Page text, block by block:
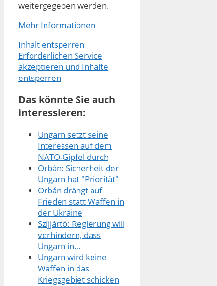
weitergegeben werden.
Mehr Informationen
Inhalt entsperren
Erforderlichen Service
akzeptieren und Inhalte
entsperren
Das könnte Sie auch
interessieren:
Ungarn setzt seine
Interessen auf dem
NATO-Gipfel durch
Orbán: Sicherheit der
Ungarn hat "Priorität"
Orbán drängt auf
Frieden statt Waffen in
der Ukraine
Szijjártó: Regierung will
verhindern, dass
Ungarn in…
Ungarn wird keine
Waffen in das
Kriegsgebiet schicken